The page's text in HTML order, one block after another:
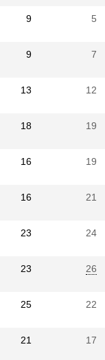
9 5
9 7
13 12
18 19
16 19
16 21
23 24
23 26
25 22
21 17